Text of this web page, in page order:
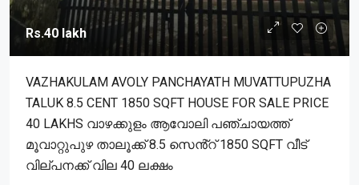
Rs.40 lakh
VAZHAKULAM AVOLY PANCHAYATH MUVATTUPUZHA
TALUK 8.5 CENT 1850 SQFT HOUSE FOR SALE PRICE
40 LAKHS വാഴക്കുളം ആവോലി പഞ്ചായത്ത്
മൂവാറ്റുപുഴ താലൂക്ക് 8.5 സെൻ്റ് 1850 SQFT വീട്
വില്പനക്ക് വില 40 ലക്ഷം